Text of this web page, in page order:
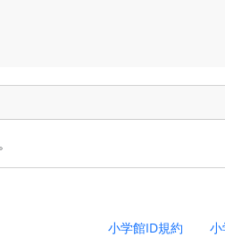
小学館ID規約